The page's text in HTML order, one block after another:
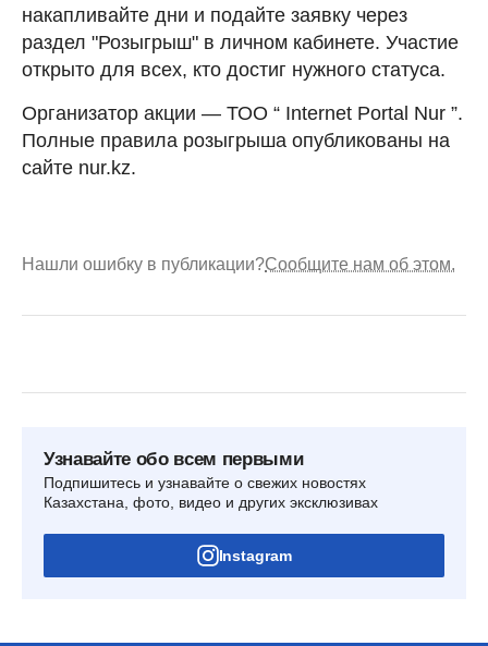
накапливайте дни и подайте заявку через
раздел "Розыгрыш" в личном кабинете. Участие
открыто для всех, кто достиг нужного статуса.
Организатор акции — ТОО “ Internet Portal Nur ”.
Полные правила розыгрыша опубликованы на
сайте nur.kz.
Нашли ошибку в публикации?Сообщите нам об этом.
Узнавайте обо всем первыми
Подпишитесь и узнавайте о свежих новостях
Казахстана, фото, видео и других эксклюзивах
Instagram